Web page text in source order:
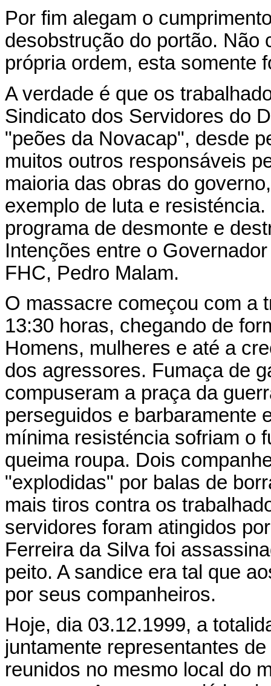
Por fim alegam o
desobstrução do portão. Não
própria ordem, esta somente
A verdade é que os
Sindicato dos Servidores do
"peões da Novacap", desde
muitos outros responsáveis
maioria das obras do
exemplo de luta e
programa de desmonte e
Intenções entre o
FHC, Pedro Malam.
O massacre começou com a
13:30 horas, chegando de
Homens, mulheres e até a
dos agressores. Fumaça de
compuseram a praça da
perseguidos e barbaramente
mínima resisténcia sofriam o
queima roupa. Dois
"explodidas" por balas de
mais tiros contra os
servidores foram atingidos
Ferreira da Silva foi
peito. A sandice era tal que
por seus companheiros.
Hoje, dia 03.12.1999, a
juntamente representantes
reunidos no mesmo local do